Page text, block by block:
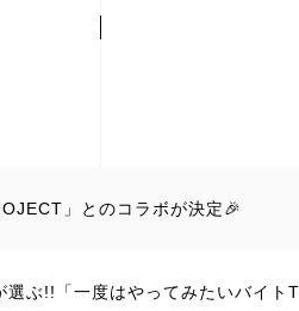
」とのコラボが決定🎉
選ぶ!!「一度はやってみたいバイト